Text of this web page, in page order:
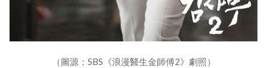
（圖源：SBS《浪漫醫生金師傅2》劇照）